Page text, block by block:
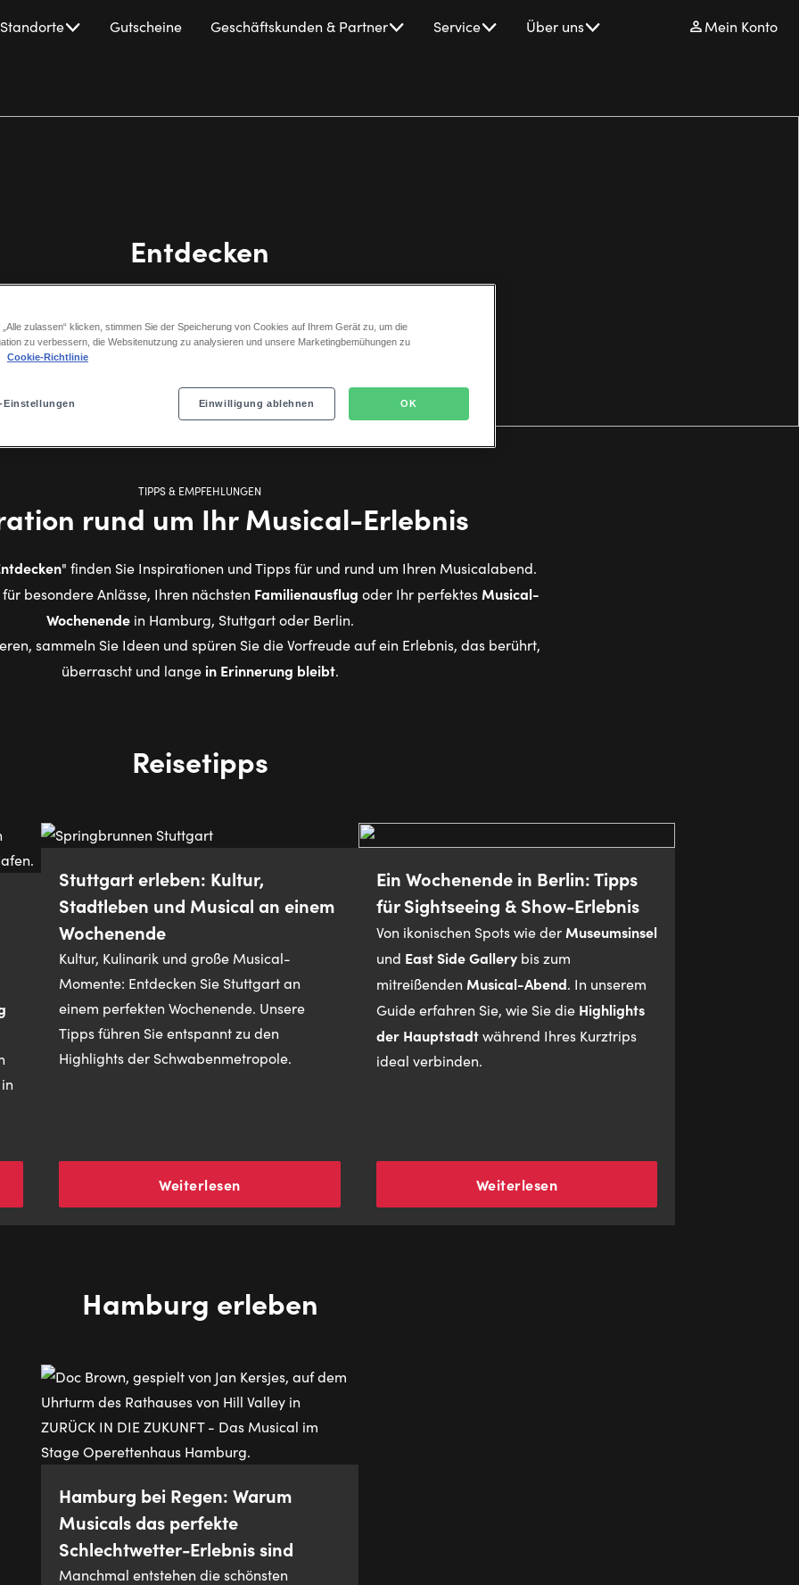
Standorte Gutscheine Geschäftskunden & Partner Service Über uns Mein Konto
Entdecken
TIPPS & EMPFEHLUNGEN
rund um Ihr Musical-Erlebnis
" finden Sie Inspirationen und Tipps für und rund um Ihren Musicalabend.
für besondere Anlässe, Ihren nächsten Familienausflug oder Ihr perfektes Musical-
Wochenende in Hamburg, Stuttgart oder Berlin.
sammeln Sie Ideen und spüren Sie die Vorfreude auf ein Erlebnis, das berührt,
überrascht und langein Erinnerung bleibt.
Reisetipps
Stuttgart erleben: Kultur,
Stadtleben und Musical an einem
Wochenende
Kultur, Kulinarik und große Musical-
Momente: Entdecken Sie Stuttgart an
einem perfekten Wochenende. Unsere
Tipps führen Sie entspannt zu den
Highlights der Schwabenmetropole.
Weiterlesen
Ein Wochenende in Berlin: Tipps
für Sightseeing & Show-Erlebnis
Von ikonischen Spots wie der Museumsinsel
und East Side Gallery bis zum
mitreißenden Musical-Abend. In unserem
Guide erfahren Sie, wie Sie die Highlights
der Hauptstadtwährend Ihres Kurztrips
ideal verbinden.
Weiterlesen
Hamburg erleben
Hamburg bei Regen: Warum
Musicals das perfekte
Schlechtwetter-Erlebnis sind
Manchmal entstehen die schönsten
„Alle zulassen“ klicken, stimmen Sie der Speicherung von Cookies auf Ihrem Gerät zu, um die
zu verbessern, die Websitenutzung zu analysieren und unsere Marketingbemühungen zu
Cookie-Richtlinie
Einstellungen Einwilligung ablehnen OK